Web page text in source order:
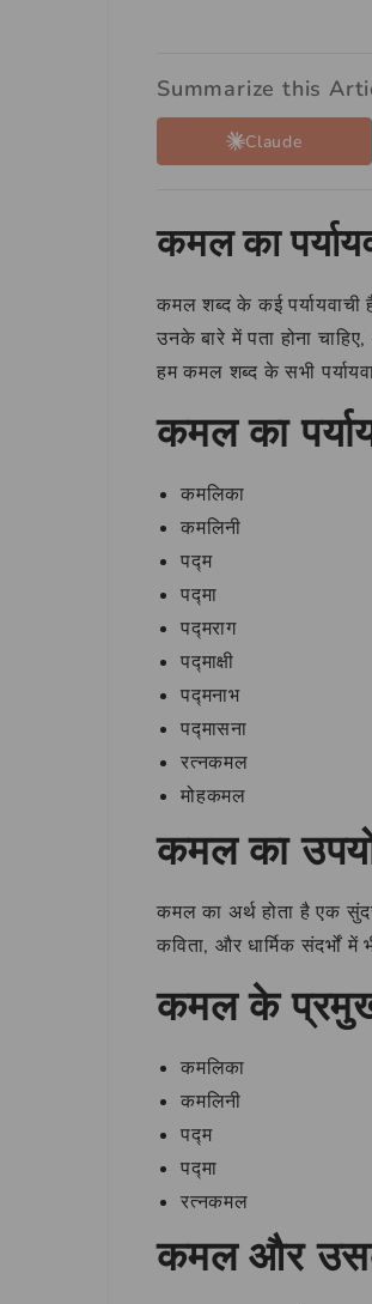
Summarize this
Claude
कमल का
कमल शब्द के कई
उनके बारे में पता होना
हम कमल शब्द के सभी
कमल का
कमलिका
कमलिनी
पद्म
पद्मा
पद्मराग
पद्माक्षी
पद्मनाभ
पद्मासना
रत्नकमल
मोहकमल
कमल का
कमल का अर्थ होता है एक
कविता, और धार्मिक संदर्भों में
कमल के प्रमुख
कमलिका
कमलिनी
पद्म
पद्मा
रत्नकमल
कमल और उसके